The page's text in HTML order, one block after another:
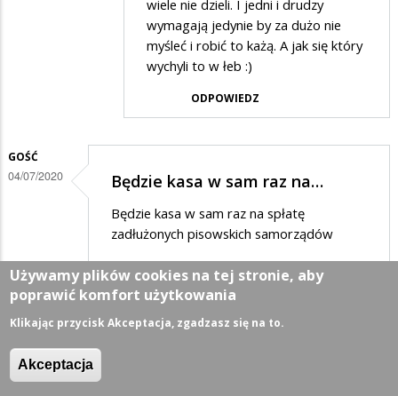
to
wiele nie dzieli. I jedni i drudzy
wymagają jedynie by za dużo nie
myśleć i robić to każą. A jak się który
wychyli to w łeb :)
ODPOWIEDZ
GOŚĆ
04/07/2020 Będzie kasa w sam raz na…
Będzie kasa w sam raz na spłatę
zadłużonych pisowskich samorządów
ODPOWIEDZ
GOŚĆ
Używamy plików cookies na tej stronie, aby
poprawić komfort użytkowania
Klikając przycisk Akceptacja, zgadzasz się na to.
Akceptacja